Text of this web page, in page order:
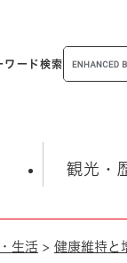
ワード検索
生涯学習・スポ
約情報
観光・
ポット 総
オープンデ
生活 > 健康維持と